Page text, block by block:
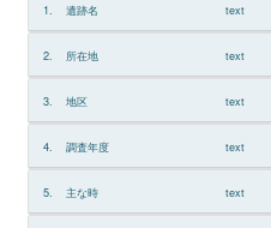
1. 遺跡名 text
2. 所在地 text
3. 地区 text
4. 調査年度 text
5. 主な時 text